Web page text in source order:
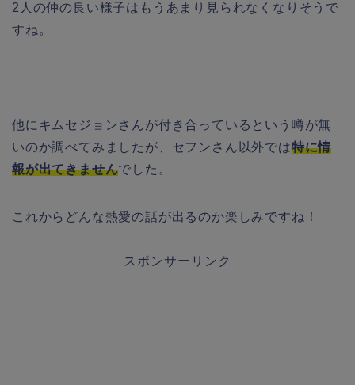
2人の仲の良い様子はもうあまり見られなくなりそうで
すね。
他にキムセジョンさんが付き合っているという噂が無
いのか調べてみましたが、セフンさん以外では特に情
報が出てきませんでした。
これからどんな熱愛の話が出るのか楽しみですね！
スポンサーリンク